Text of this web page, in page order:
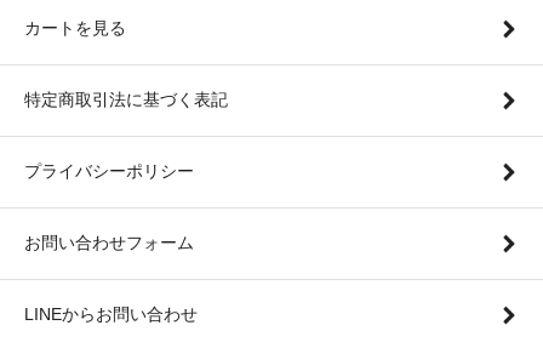
カートを見る
特定商取引法に基づく表記
プライバシーポリシー
お問い合わせフォーム
LINEからお問い合わせ